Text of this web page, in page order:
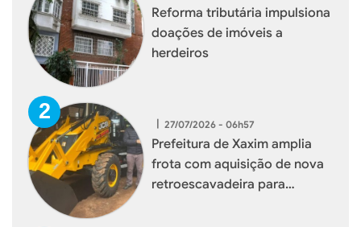
Reforma tributária impulsiona
doações de imóveis a
herdeiros
| 27/07/2026 - 06h57
Prefeitura de Xaxim amplia
frota com aquisição de nova
retroescavadeira para